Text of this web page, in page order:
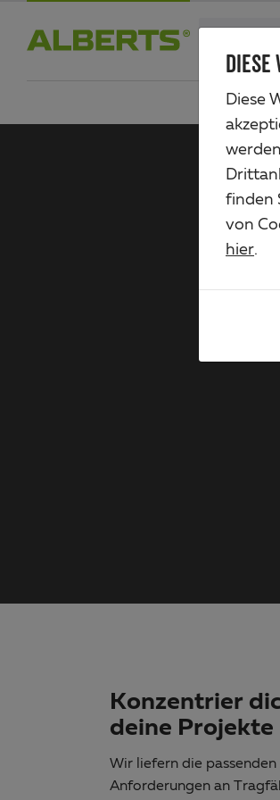
DIESE
Diese
finden
von
hier.
Haupt-
Konzentrier
deine Projekte
Wir liefern die
Anforderungen an